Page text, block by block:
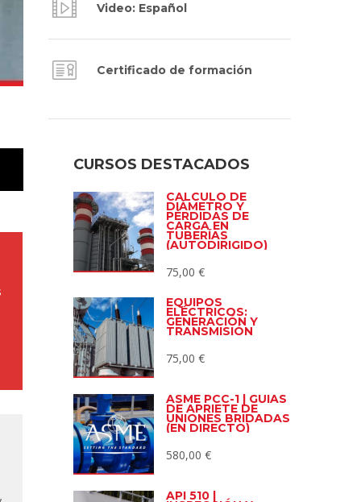
Video: Español
Certificado de formación
CURSOS DESTACADOS
CÁLCULO DE
DIÁMETRO Y
PÉRDIDAS DE
CARGA EN
TUBERÍAS
(AUTODIRIGIDO)
75,00 €
EQUIPOS
ELÉCTRICOS:
GENERACIÓN Y
TRANSMISIÓN
75,00 €
ASME PCC-1 | GUÍAS
DE APRIETE DE
UNIONES BRIDADAS
(EN DIRECTO)
580,00 €
API 510 |